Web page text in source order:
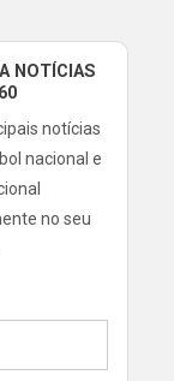
NOTÍCIAS
notícias
nacional e
no seu